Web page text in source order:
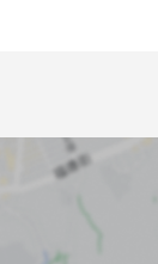
6.7分鐘 /530m
分鐘 /